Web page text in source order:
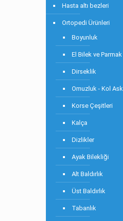
Hasta altı bezleri
Ortopedi Ürünleri
Boyunluk
El Bilek ve
Dirseklik
Omuzluk - Kol
Korse Çeşitleri
Kalça
Dizlikler
Ayak Bilekliği
Alt Baldırlık
Üst Baldırlık
Tabanlık